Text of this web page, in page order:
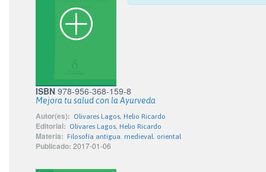
ISBN 978-956-368-159-8
Mejora tu salud con la Ayurveda
Autor(es): Olivares Lagos, Helio Ricardo
Editorial: Olivares Lagos, Helio Ricardo
Materia: Filosofía antigua. medieval. oriental
Publicado: 2017-01-06